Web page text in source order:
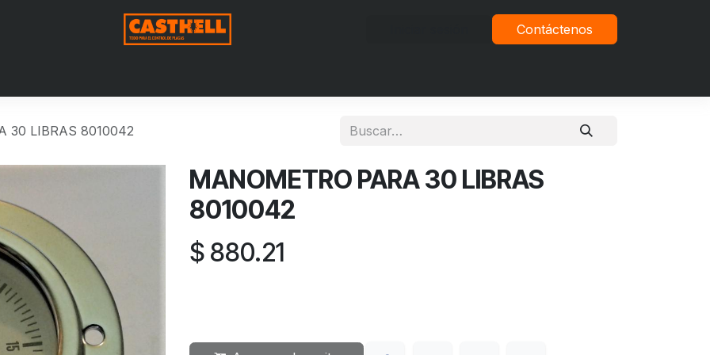
Contáctenos
30 LIBRAS 8010042
MANOMETRO PARA 30 LIBRAS
8010042
$ 880.21